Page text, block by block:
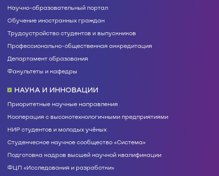
Научно-образовательный портал
Обучение иностранных граждан
Трудоустройство студентов и выпускников
Профессионально-общественная аккредитация
Департамент образования
Факультеты и кафедры
НАУКА И ИННОВАЦИИ
Приоритетные научные направления
Кооперация с высокотехнологичными предприятиями
НИР студентов и молодых учёных
Студенческое научное сообщество «Система»
Подготовка кадров высшей научной квалификации
ФЦП «Исследования и разработки»